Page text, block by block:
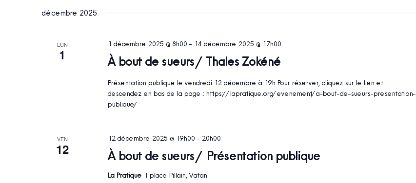
décembre 2025
LUN
1 À bout de sueurs / Thales Zokéné
1 décembre 2025 @ 8h00- 14 décembre 2025 @ 17h00
Présentation publique le vendredi 12 décembre à 19h Pour réserver, cliquez sur le lien et
descendez en bas de la page : https://lapratique.org/evenement/a-bout-de-sueurs-presentation-
publique/
VEN
12 À bout de sueurs / Présentation publique
12 décembre 2025 @ 19h00- 20h00
La Pratique 1 place Pillain, Vatan